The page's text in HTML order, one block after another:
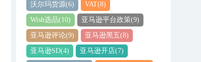
沃尔玛货源(6) VAT(8)
Wish选品(10) 亚马逊平台政策(9)
亚马逊评论(9) 亚马逊黑五(8)
亚马逊SD(4) 亚马逊开店(7)